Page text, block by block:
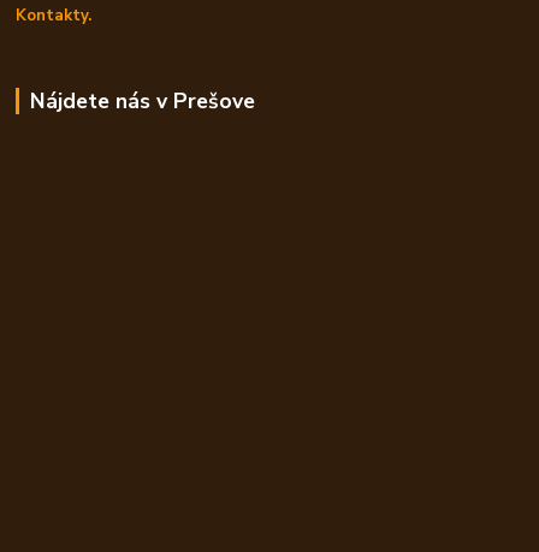
Kontakty.
Nájdete nás v Prešove